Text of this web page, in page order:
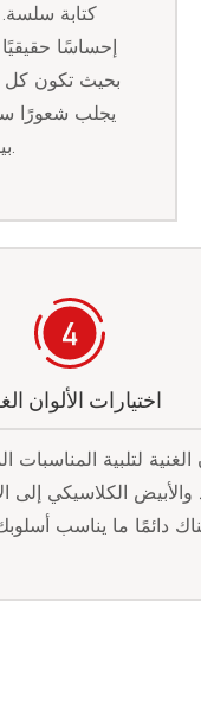
كتابة سلسة.
إحساسًا
بحيث تكون كل
يجلب شعورًا
بين الفن والفائدة.
اختيارات الألوان
لتلبية المناسبات
الكلاسيكي إلى